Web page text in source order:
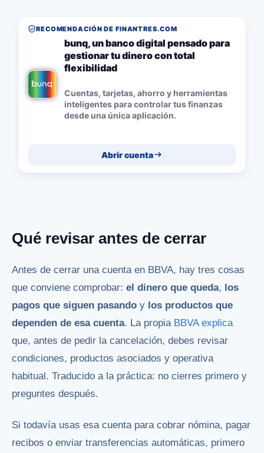
RECOMENDACIÓN DE FINANTRES.COM
bunq, un banco digital pensado para
gestionar tu dinero con total
flexibilidad
Cuentas, tarjetas, ahorro y herramientas
inteligentes para controlar tus finanzas
desde una única aplicación.
Abrir cuenta
Qué revisar antes de cerrar
Antes de cerrar una cuenta en BBVA, hay tres cosas
que conviene comprobar: el dinero que queda, los
pagos que siguen pasando y los productos que
dependen de esa cuenta. La propia BBVA explica
que, antes de pedir la cancelación, debes revisar
condiciones, productos asociados y operativa
habitual. Traducido a la práctica: no cierres primero y
preguntes después.
Si todavía usas esa cuenta para cobrar nómina, pagar
recibos o enviar transferencias automáticas, primero